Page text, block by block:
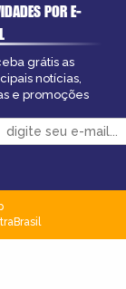
POR E-
grátis as
notícias,
e promoções